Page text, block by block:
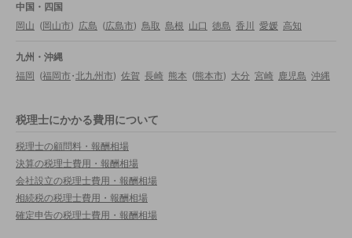
中国・四国
岡山 (岡山市) 広島 (広島市) 鳥取 島根 山口 徳島 香川 愛媛 高知
九州・沖縄
福岡 (福岡市・北九州市) 佐賀 長崎 熊本 (熊本市) 大分 宮崎 鹿児島 沖縄
税理士にかかる費用について
税理士の顧問料・報酬相場
決算の税理士費用・報酬相場
会社設立の税理士費用・報酬相場
相続税の税理士費用・報酬相場
確定申告の税理士費用・報酬相場